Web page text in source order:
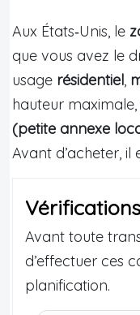
Aux États‑Unis, le
que vous avez le
usage résidentiel,
hauteur
(petite annexe
Avant d’acheter, il
Avant toute
d’effectuer ces
planification.